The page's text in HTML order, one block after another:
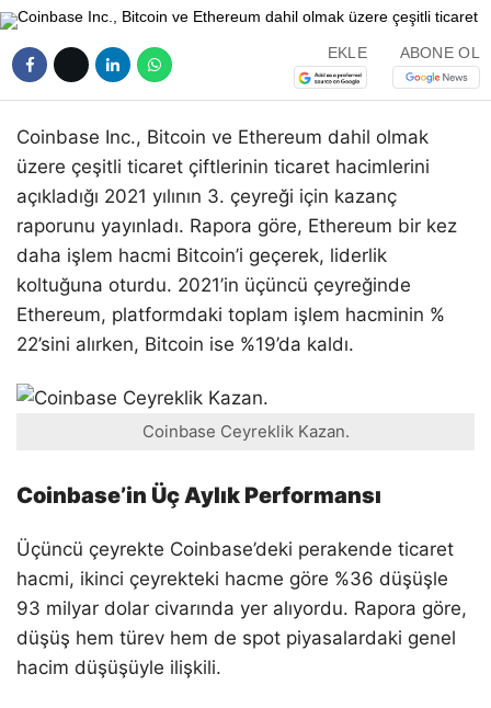
EKLE ABONE OL
Coinbase Inc., Bitcoin ve Ethereum dahil olmak
üzere çeşitli ticaret çiftlerinin ticaret hacimlerini
açıkladığı 2021 yılının 3. çeyreği için kazanç
raporunu yayınladı. Rapora göre, Ethereum bir kez
daha işlem hacmi Bitcoin’i geçerek, liderlik
koltuğuna oturdu. 2021’in üçüncü çeyreğinde
Ethereum, platformdaki toplam işlem hacminin %
22’sini alırken, Bitcoin ise %19’da kaldı.
Coinbase Ceyreklik Kazan.
Coinbase’in Üç Aylık Performansı
Üçüncü çeyrekte Coinbase’deki perakende ticaret
hacmi, ikinci çeyrekteki hacme göre %36 düşüşle
93 milyar dolar civarında yer alıyordu. Rapora göre,
düşüş hem türev hem de spot piyasalardaki genel
hacim düşüşüyle ​​ilişkili.